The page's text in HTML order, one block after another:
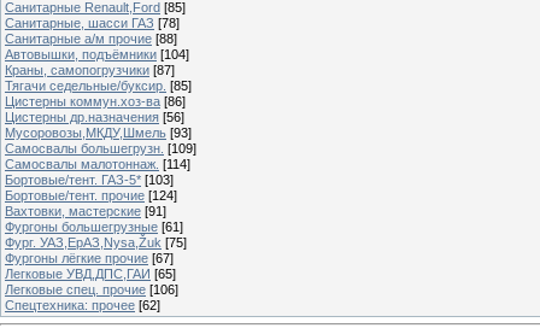
Санитарные Renault,Ford [85]
Санитарные, шасси ГАЗ [78]
Санитарные а/м прочие [88]
Автовышки, подъёмники [104]
Краны, самопогрузчики [87]
Тягачи седельные/буксир. [85]
Цистерны коммун.хоз-ва [86]
Цистерны др.назначения [56]
Мусоровозы,МКДУ,Шмель [93]
Самосвалы большегрузн. [109]
Самосвалы малотоннаж. [114]
Бортовые/тент. ГАЗ-5* [103]
Бортовые/тент. прочие [124]
Вахтовки, мастерские [91]
Фургоны большегрузные [61]
Фург. УАЗ,ЕрАЗ,Nysa,Žuk [75]
Фургоны лёгкие прочие [67]
Легковые УВД,ДПС,ГАИ [65]
Легковые спец. прочие [106]
Спецтехника: прочее [62]